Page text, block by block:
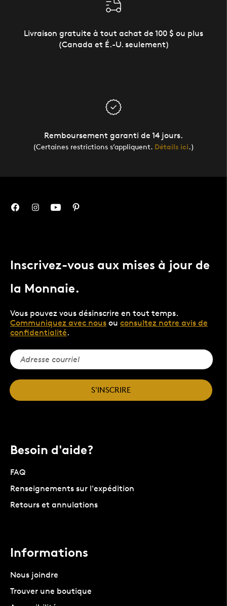
Livraison gratuite à tout achat de 100 $ ou plus
(Canada et É.-U. seulement)
Remboursement garanti de 14 jours.
(Certaines restrictions s’appliquent. Détails ici.)
Inscrivez-vous aux mises à jour de
la Monnaie.
Vous pouvez vous désinscrire en tout temps.
Communiquez avec nous ou consultez notre avis de
confidentialité.
S'INSCRIRE
Besoin d'aide?
FAQ
Renseignements sur l'expédition
Retours et annulations
Informations
Nous joindre
Trouver une boutique